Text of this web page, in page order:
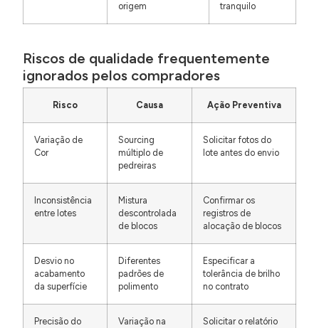
origem
tranquilo
Riscos de qualidade frequentemente
ignorados pelos compradores
Risco Causa Ação Preventiva
Variação de
Cor
Sourcing
múltiplo de
pedreiras
Solicitar fotos do
lote antes do envio
Inconsistência
entre lotes
Mistura
descontrolada
de blocos
Confirmar os
registros de
alocação de blocos
Desvio no
acabamento
da superfície
Diferentes
padrões de
polimento
Especificar a
tolerância de brilho
no contrato
Precisão do
Variação na
Solicitar o relatório